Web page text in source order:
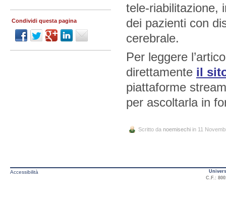
tele-riabilitazione,
dei pazienti con
cerebrale.
Per leggere
direttamente il
piattaforme
per ascoltarla in
Scritto da noemisechi in 11
Condividi questa pagina
Accessibilità
C.F.: